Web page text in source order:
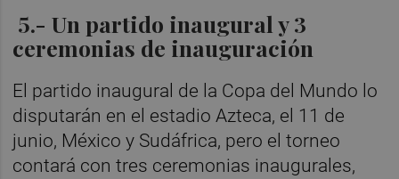
5.- Un partido inaugural y 3
ceremonias de inauguración
El partido inaugural de la Copa del Mundo lo
disputarán en el estadio Azteca, el 11 de
junio, México y Sudáfrica, pero el torneo
contará con tres ceremonias inaugurales,